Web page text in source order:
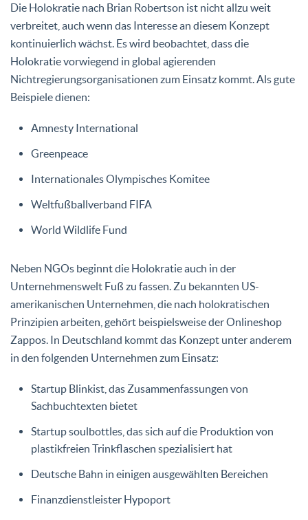
Die Holokratie nach Brian Robertson ist nicht allzu weit
verbreitet, auch wenn das Interesse an diesem Konzept
kontinuierlich wächst. Es wird beobachtet, dass die
Holokratie vorwiegend in global agierenden
Nichtregierungsorganisationen zum Einsatz kommt. Als gute
Beispiele dienen:
Amnesty International
Greenpeace
Internationales Olympisches Komitee
Weltfußballverband FIFA
World Wildlife Fund
Neben NGOs beginnt die Holokratie auch in der
Unternehmenswelt Fuß zu fassen. Zu bekannten US-
amerikanischen Unternehmen, die nach holokratischen
Prinzipien arbeiten, gehört beispielsweise der Onlineshop
Zappos. In Deutschland kommt das Konzept unter anderem
in den folgenden Unternehmen zum Einsatz:
Startup Blinkist, das Zusammenfassungen von
Sachbuchtexten bietet
Startup soulbottles, das sich auf die Produktion von
plastikfreien Trinkflaschen spezialisiert hat
Deutsche Bahn in einigen ausgewählten Bereichen
Finanzdienstleister Hypoport